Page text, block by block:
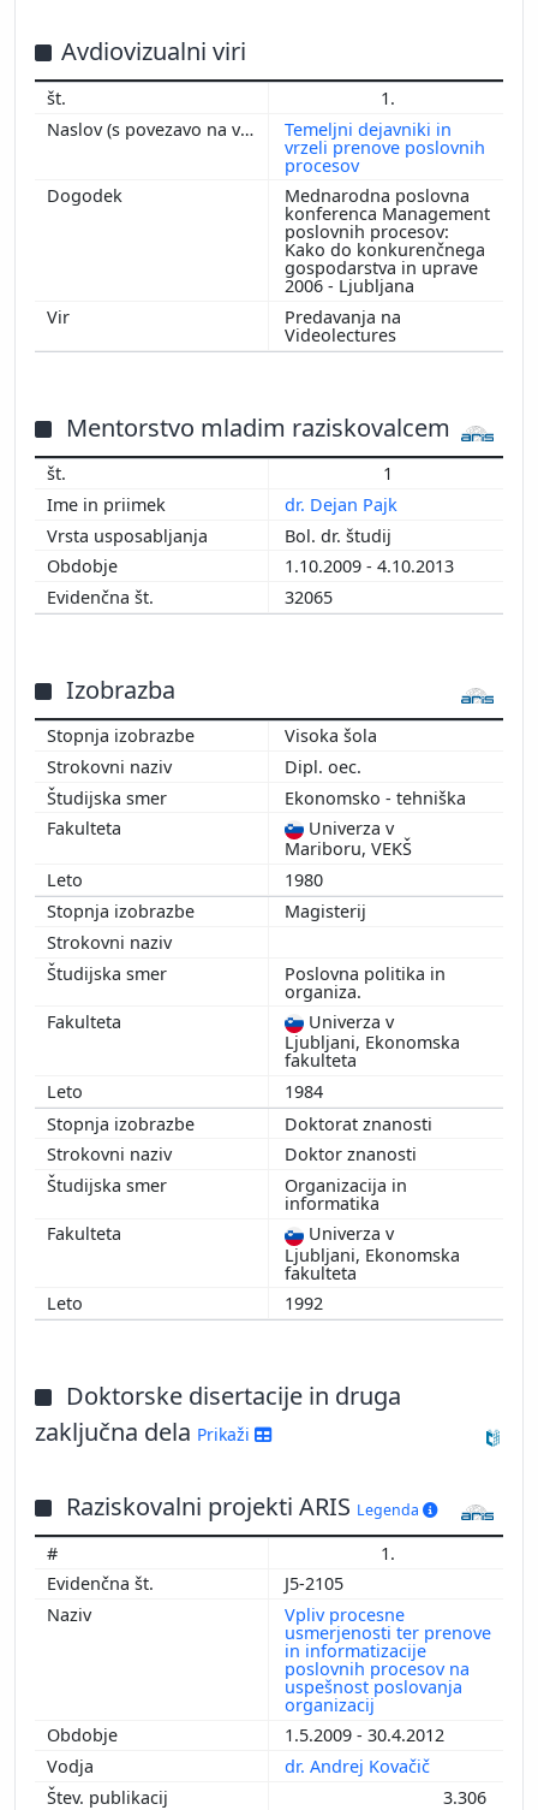
2009
2011
2013
2014
Avdiovizualni viri
1.
Temeljni dejavniki in
vrzeli prenove poslovnih
procesov
Mednarodna poslovna
konferenca Management
poslovnih procesov:
Kako do konkurenčnega
gospodarstva in uprave
2006 - Ljubljana
Predavanja na
Videolectures
Mentorstvo mladim raziskovalcem
1
dr. Dejan Pajk
Bol. dr. študij
1.10.2009 - 4.10.2013
32065
Izobrazba
Visoka šola
Dipl. oec.
Ekonomsko - tehniška
Univerza v
Mariboru, VEKŠ
1980
Magisterij
Poslovna politika in
organiza.
Univerza v
Ljubljani, Ekonomska
fakulteta
1984
Doktorat znanosti
Doktor znanosti
Organizacija in
informatika
Univerza v
Ljubljani, Ekonomska
fakulteta
1992
Doktorske disertacije in druga
zaključna dela Prikaži
Raziskovalni projekti ARIS Legenda
1.
J5-2105
Vpliv procesne
usmerjenosti ter prenove
in informatizacije
poslovnih procesov na
uspešnost poslovanja
organizacij
1.5.2009 - 30.4.2012
dr. Andrej Kovačič
3.306